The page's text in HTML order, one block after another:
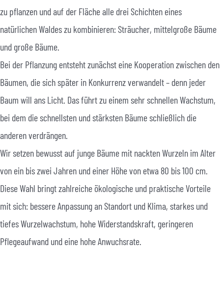
zu pflanzen und auf der Fläche alle drei Schichten eines
natürlichen Waldes zu kombinieren: Sträucher, mittelgroße Bäume
und große Bäume.
Bei der Pflanzung entsteht zunächst eine Kooperation zwischen den
Bäumen, die sich später in Konkurrenz verwandelt – denn jeder
Baum will ans Licht. Das führt zu einem sehr schnellen Wachstum,
bei dem die schnellsten und stärksten Bäume schließlich die
anderen verdrängen.
Wir setzen bewusst auf junge Bäume mit nackten Wurzeln im Alter
von ein bis zwei Jahren und einer Höhe von etwa 80 bis 100 cm.
Diese Wahl bringt zahlreiche ökologische und praktische Vorteile
mit sich: bessere Anpassung an Standort und Klima, starkes und
tiefes Wurzelwachstum, hohe Widerstandskraft, geringeren
Pflegeaufwand und eine hohe Anwuchsrate.